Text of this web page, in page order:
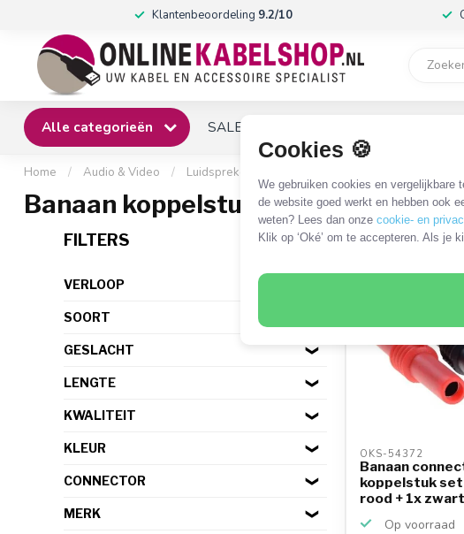
Cookies 🍪
We gebruiken cookies en vergelijkbare
de website goed werkt en hebben ook
weten? Lees dan onze cookie- en
Klik op ‘Oké’ om te accepteren. Als je
Klantenbeoordeling 9.2/10
Alle categorieën SALE
Home / Audio & Video / Luidsprekerkabel
Banaan koppelstukken
FILTERS
VERLOOP
SOORT
GESLACHT
LENGTE
KWALITEIT
KLEUR
CONNECTOR
MERK
3 PRODUCTEN
OKS-54372
Banaan
koppelstuk set
rood + 1x zwart
Op voorraad